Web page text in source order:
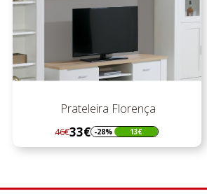
Prateleira
Regular
preço
33€27€
Preço